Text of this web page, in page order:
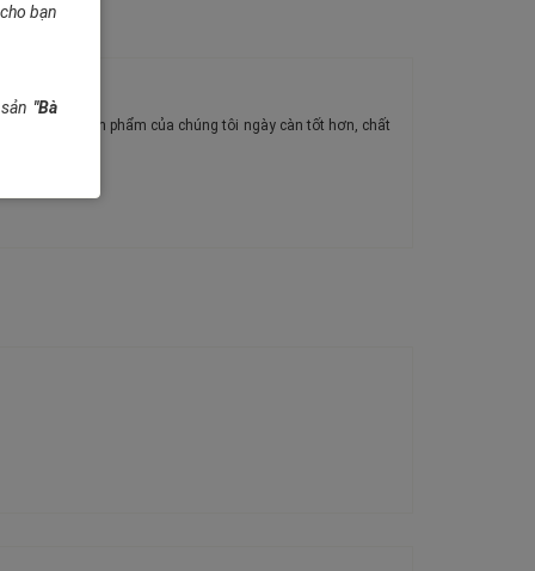
ý kiến để sản phẩm của chúng tôi ngày càn tốt hơn, chất
bạn
"Bà